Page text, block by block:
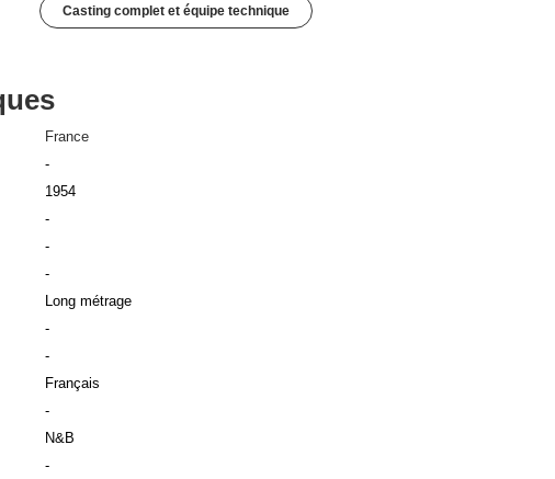
Casting complet et équipe technique
France
-
1954
-
-
-
Long métrage
-
-
Français
-
N&B
-